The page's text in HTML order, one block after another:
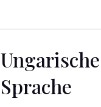
Sprache